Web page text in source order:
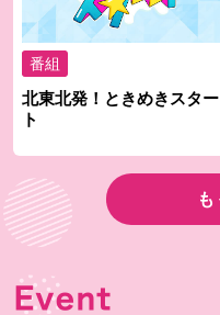
番組
北東北発！ときめきスター
ト
Event